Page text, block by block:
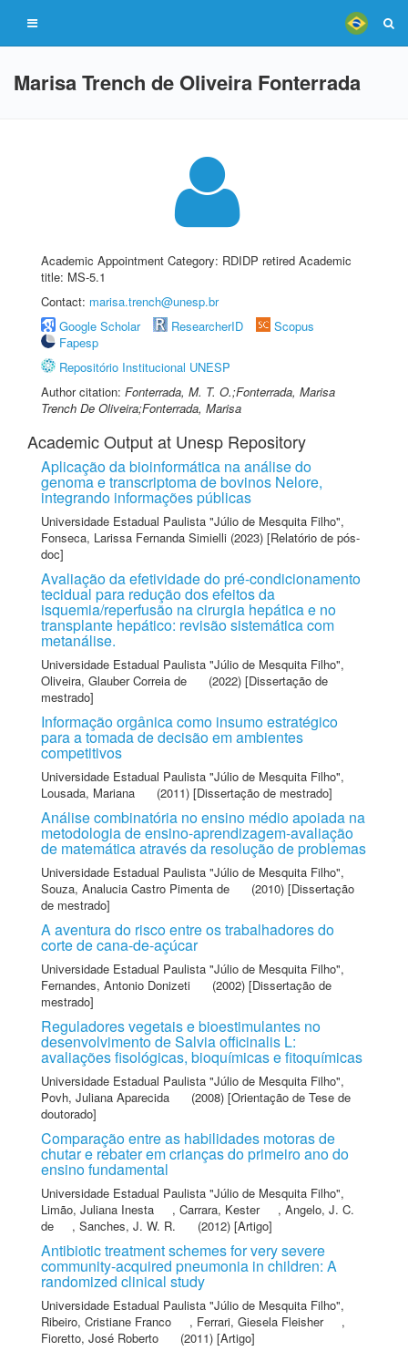
Marisa Trench de Oliveira Fonterrada
Academic Appointment Category: RDIDP retired Academic
title: MS-5.1
Contact: marisa.trench@unesp.br
Google Scholar
ResearcherID
Scopus
Fapesp
Repositório Institucional UNESP
Author citation: Fonterrada, M. T. O.;Fonterrada, Marisa
Trench De Oliveira;Fonterrada, Marisa
Academic Output at Unesp Repository
Aplicação da bioinformática na análise do
genoma e transcriptoma de bovinos Nelore,
integrando informações públicas
Universidade Estadual Paulista "Júlio de Mesquita Filho",
Fonseca, Larissa Fernanda Simielli (2023) [Relatório de pós-
doc]
Avaliação da efetividade do pré-condicionamento
tecidual para redução dos efeitos da
isquemia/reperfusão na cirurgia hepática e no
transplante hepático: revisão sistemática com
metanálise.
Universidade Estadual Paulista "Júlio de Mesquita Filho",
Oliveira, Glauber Correia de
(2022) [Dissertação de
mestrado]
Informação orgânica como insumo estratégico
para a tomada de decisão em ambientes
competitivos
Universidade Estadual Paulista "Júlio de Mesquita Filho",
Lousada, Mariana
(2011) [Dissertação de mestrado]
Análise combinatória no ensino médio apoiada na
metodologia de ensino-aprendizagem-avaliação
de matemática através da resolução de problemas
Universidade Estadual Paulista "Júlio de Mesquita Filho",
Souza, Analucia Castro Pimenta de
(2010) [Dissertação
de mestrado]
A aventura do risco entre os trabalhadores do
corte de cana-de-açúcar
Universidade Estadual Paulista "Júlio de Mesquita Filho",
Fernandes, Antonio Donizeti
(2002) [Dissertação de
mestrado]
Reguladores vegetais e bioestimulantes no
desenvolvimento de Salvia officinalis L:
avaliações fisológicas, bioquímicas e fitoquímicas
Universidade Estadual Paulista "Júlio de Mesquita Filho",
Povh, Juliana Aparecida
(2008) [Orientação de Tese de
doutorado]
Comparação entre as habilidades motoras de
chutar e rebater em crianças do primeiro ano do
ensino fundamental
Universidade Estadual Paulista "Júlio de Mesquita Filho",
Limão, Juliana Inesta
, Carrara, Kester , Angelo, J. C.
de
, Sanches, J. W. R. (2012) [Artigo]
Antibiotic treatment schemes for very severe
community-acquired pneumonia in children: A
randomized clinical study
Universidade Estadual Paulista "Júlio de Mesquita Filho",
Ribeiro, Cristiane Franco
, Ferrari, Giesela Fleisher
,
Fioretto, José Roberto
(2011) [Artigo]